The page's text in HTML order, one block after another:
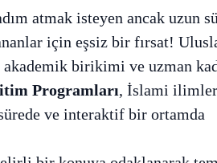
atmak isteyen ancak uzun
için eşsiz bir fırsat!
birikimi ve uzman
Programları, İslami ilimler
ve interaktif bir ortamda